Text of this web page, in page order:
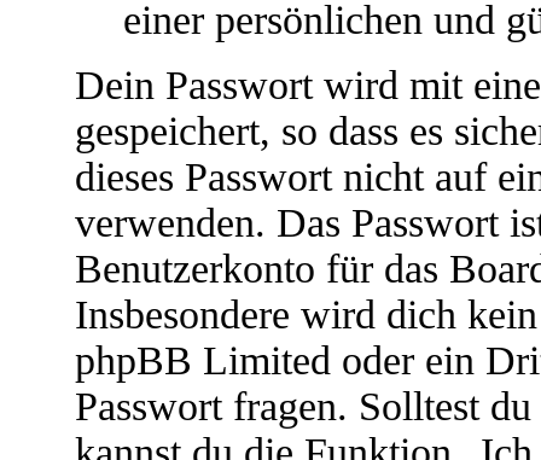
einer persönlichen und
Dein Passwort wird mit
gespeichert, so dass es
dieses Passwort nicht auf
verwenden. Das Passwort
Benutzerkonto für das
Insbesondere wird dich
phpBB Limited oder ein
Passwort fragen. Solltest